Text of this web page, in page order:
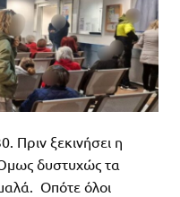
ξεκινήσει η
δυστυχώς τα
Οπότε όλοι